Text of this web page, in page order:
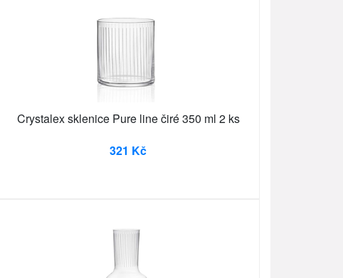
Crystalex sklenice Pure line čiré 350 ml 2 ks
321 Kč